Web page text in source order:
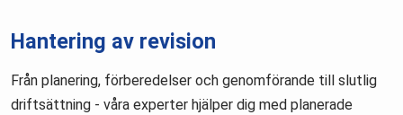
Hantering av revision
Från planering, förberedelser och genomförande till slutlig
driftsättning - våra experter hjälper dig med planerade